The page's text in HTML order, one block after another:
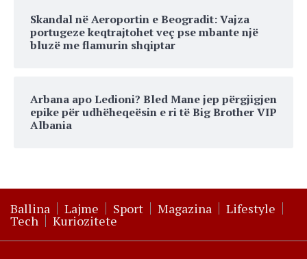
Skandal në Aeroportin e Beogradit: Vajza
portugeze keqtrajtohet veç pse mbante një
bluzë me flamurin shqiptar
Arbana apo Ledioni? Bled Mane jep përgjigjen
epike për udhëheqeësin e ri të Big Brother VIP
Albania
Ballina Lajme Sport Magazina Lifestyle
Tech Kuriozitete